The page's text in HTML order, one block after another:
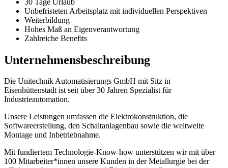
Unbefristeten Arbeitsplatz mit individuellen Perspektiven
Weiterbildung
Hohes Maß an Eigenverantwortung
Zahlreiche Benefits
Unternehmensbeschreibung
Die Unitechnik Automatisierungs GmbH mit Sitz in
Eisenhüttenstadt ist seit über 30 Jahren Spezialist für
Industrieautomation.
Unsere Leistungen umfassen die Elektrokonstruktion, die
Softwareerstellung, den Schaltanlagenbau sowie die weltweite
Montage und Inbetriebnahme.
Mit fundiertem Technologie-Know-how unterstützen wir mit über
100 Mitarbeiter*innen unsere Kunden in der Metallurgie bei der